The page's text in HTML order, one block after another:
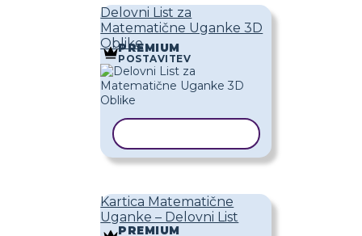
Delovni List za
Matematične Uganke 3D
Oblike
PREMIUM
POSTAVITEV
Kartica Matematične
Uganke – Delovni List
PREMIUM